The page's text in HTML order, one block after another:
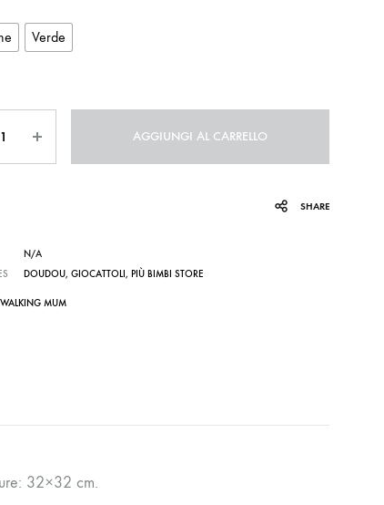
Verde
AGGIUNGI AL CARRELLO
SHARE
N/A
DOUDOU, GIOCATTOLI, PIÙ BIMBI STORE
WALKING MUM
32×32 cm.